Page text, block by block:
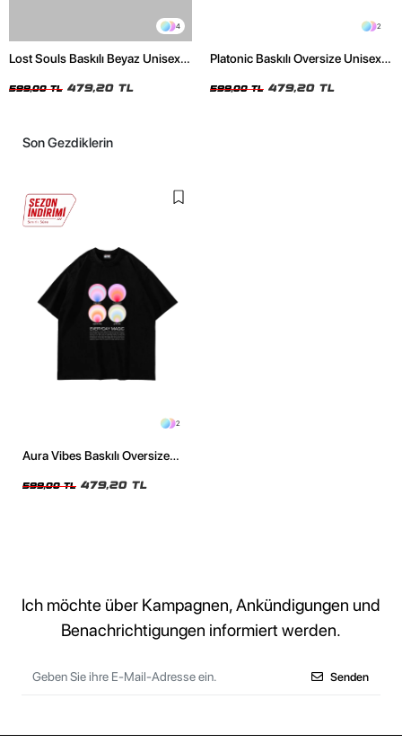
4
Lost Souls Baskılı Beyaz Unisex
599,00 TL 479,20 TL
2
Platonic Baskılı Oversize Unisex
599,00 TL 479,20 TL
Son Gezdiklerin
2
Aura Vibes Baskılı Oversize
599,00 TL 479,20 TL
Ich möchte über Kampagnen, Ankündigungen und
Benachrichtigungen informiert werden.
Senden